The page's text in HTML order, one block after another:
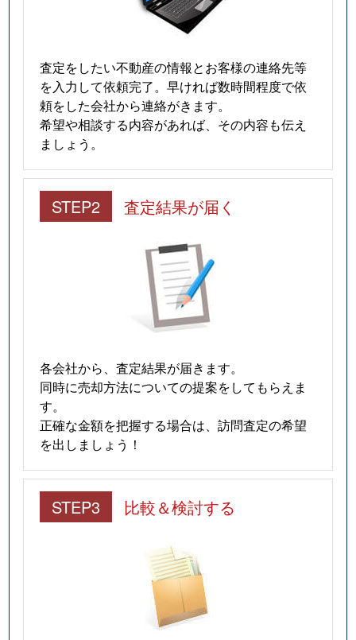
査定をしたい不動産の情報とお客様の連絡先等
を入力して依頼完了。早ければ数時間程度で依
頼をした会社から連絡がきます。
希望や相談する内容があれば、その内容も伝え
ましょう。
STEP2 査定結果が届く
各会社から、査定結果が届きます。
同時に売却方法についての提案をしてもらえま
す。
正確な金額を把握する場合は、訪問査定の希望
を出しましょう！
STEP3 比較＆検討する